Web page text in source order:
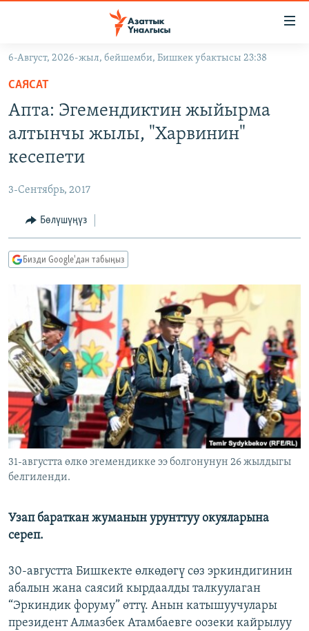
Навигацияга
өтүңүз
Издөөгө
салыңыз
МАДАНИЯТ
ТВ ПРОГРАММАЛАР
БҮГҮН АЗАТТЫКТА
ДАНИСТЕ
ЭЖЕ-СИҢДИЛЕР
АЗАТТЫК+
ЫҢГАЙСЫЗ СУРООЛОР
ПОДКАСТ
Русский
ОНЛАЙН ШЕРИНЕ
ЭЕ/АРнун бардык сайттары
6-Август, 2026-жыл, бейшемби, Бишкек убактысы 23:38
САЯСАТ
Апта: Эгемендиктин жыйырма
алтынчы жылы, "Харвинин"
кесепети
3-Сентябрь, 2017
Бөлүшүңүз
Бизди Google'дан табыңыз
31-августта өлкө эгемендикке ээ болгонунун 26 жылдыгы
белгиленди.
Узап бараткан жуманын урунттуу окуяларына
сереп.
30-августта Бишкекте өлкөдөгү сөз эркиндигинин
абалын жана саясий кырдаалды талкуулаган
“Эркиндик форуму” өттү. Анын катышуучулары
президент Алмазбек Атамбаевге оозеки кайрылуу